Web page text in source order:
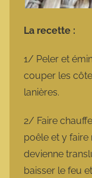
La recette :
1/ Peler et
couper les
lanières.
2/ Faire
poêle et y faire
devienne
baisser le feu